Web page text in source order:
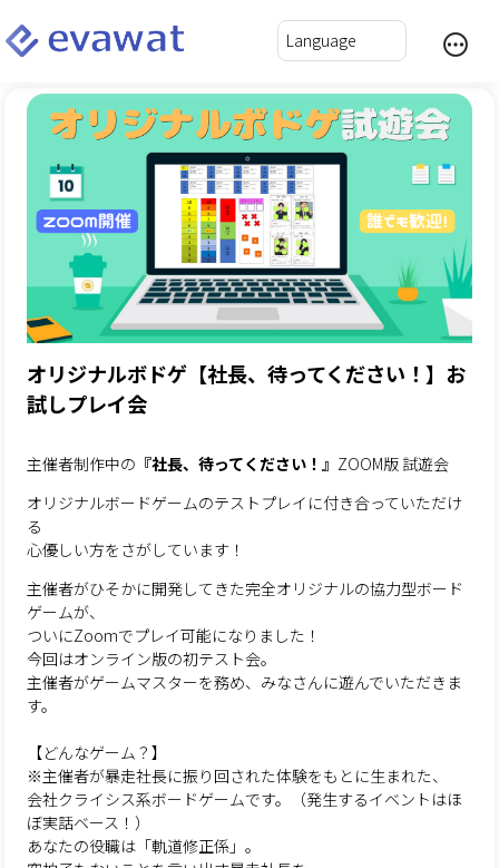
オリジナルボドゲ【社長、待ってください！】お
試しプレイ会
主催者制作中の 『社長、待ってください！』 ZOOM版 試遊会
オリジナルボードゲームのテストプレイに付き合っていただけ
る
心優しい方をさがしています！
主催者がひそかに開発してきた完全オリジナルの協力型ボード
ゲームが、
ついにZoomでプレイ可能になりました！
今回はオンライン版の初テスト会。
主催者がゲームマスターを務め、みなさんに遊んでいただきま
す。
【どんなゲーム？】
※主催者が暴走社長に振り回された体験をもとに生まれた、
会社クライシス系ボードゲームです。（発生するイベントはほ
ぼ実話ベース！）
あなたの役職は「軌道修正係」。